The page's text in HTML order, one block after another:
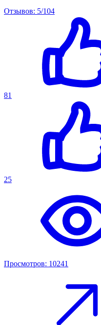
Отзывов: 5/104
81
25
Просмотров: 10241